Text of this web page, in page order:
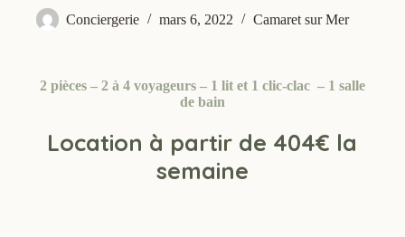
Conciergerie mars 6, 2022 Camaret sur Mer
2 pièces – 2 à 4 voyageurs – 1 lit et 1 clic-clac – 1 salle
de bain
Location à partir de 404€ la
semaine